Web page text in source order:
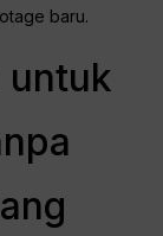
baru.
untuk